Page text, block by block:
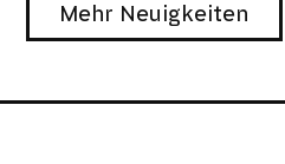
Mehr Neuigkeiten